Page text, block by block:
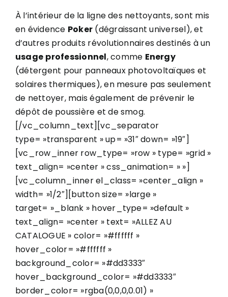
À l’intérieur de la ligne des nettoyants, sont mis
en évidence Poker (dégraissant universel), et
d’autres produits révolutionnaires destinés à un
usage professionnel, comme Energy
(détergent pour panneaux photovoltaïques et
solaires thermiques), en mesure pas seulement
de nettoyer, mais également de prévenir le
dépôt de poussière et de smog.
[/vc_column_text][vc_separator
type= »transparent » up= »31″ down= »19″]
[vc_row_inner row_type= »row » type= »grid »
text_align= »center » css_animation= » »]
[vc_column_inner el_class= »center_align »
width= »1/2″][button size= »large »
target= »_blank » hover_type= »default »
text_align= »center » text= »ALLEZ AU
CATALOGUE » color= »#ffffff »
hover_color= »#ffffff »
background_color= »#dd3333″
hover_background_color= »#dd3333″
border_color= »rgba(0,0,0,0.01) »